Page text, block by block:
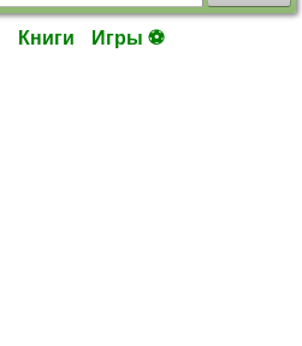
Книги Игры ⚽